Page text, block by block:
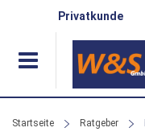
Privatkunde
Startseite Ratgeber